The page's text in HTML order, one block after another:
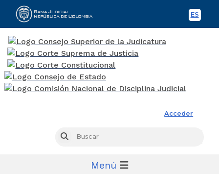
ES
Acceder
Buscar
Menú